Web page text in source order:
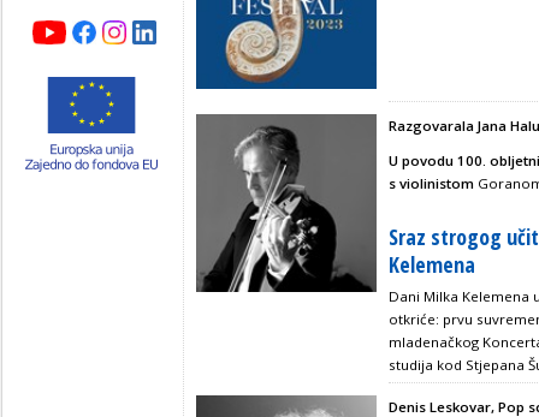
Razgovarala Jana
U povodu 100.
s violinistom
Sraz strogog
Kelemena
Dani Milka
otkriće: prvu
mladenačkog
studija kod Stjepana
Denis Leskovar, Pop